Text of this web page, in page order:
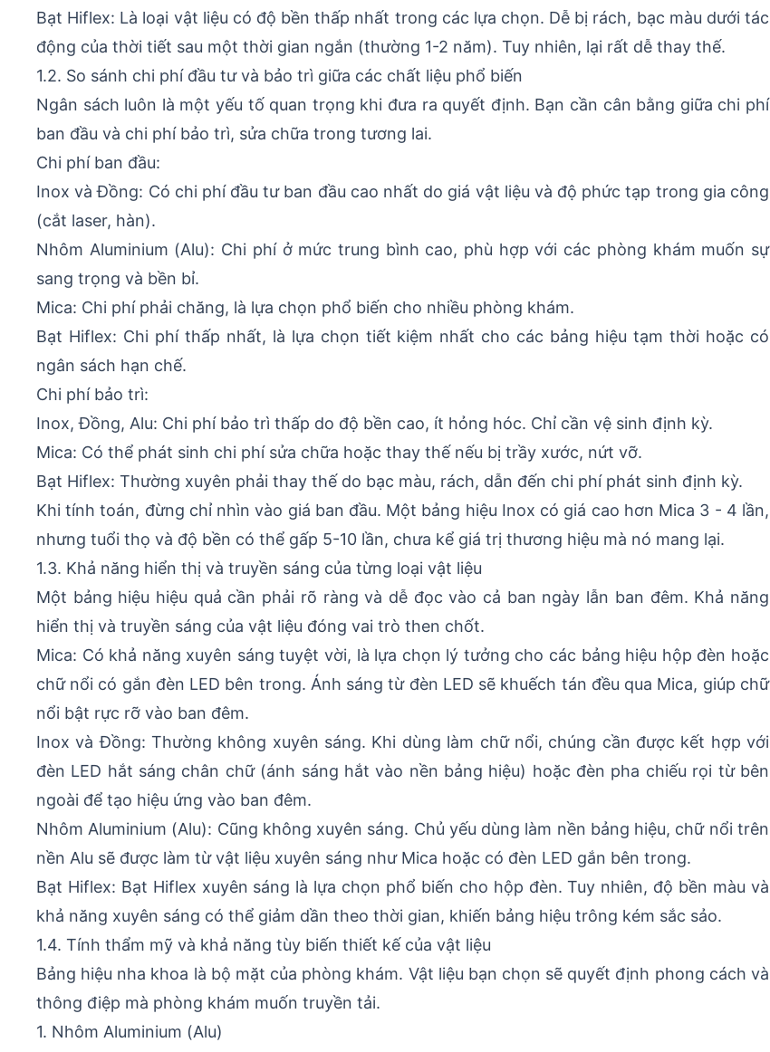
Bạt Hiflex: Là loại vật liệu có độ bền thấp nhất trong các lựa chọn. Dễ bị rách, bạc màu dưới tác
động của thời tiết sau một thời gian ngắn (thường 1-2 năm). Tuy nhiên, lại rất dễ thay thế.
1.2. So sánh chi phí đầu tư và bảo trì giữa các chất liệu phổ biến
Ngân sách luôn là một yếu tố quan trọng khi đưa ra quyết định. Bạn cần cân bằng giữa chi phí
ban đầu và chi phí bảo trì, sửa chữa trong tương lai.
Chi phí ban đầu:
Inox và Đồng: Có chi phí đầu tư ban đầu cao nhất do giá vật liệu và độ phức tạp trong gia công
(cắt laser, hàn).
Nhôm Aluminium (Alu): Chi phí ở mức trung bình cao, phù hợp với các phòng khám muốn sự
sang trọng và bền bỉ.
Mica: Chi phí phải chăng, là lựa chọn phổ biến cho nhiều phòng khám.
Bạt Hiflex: Chi phí thấp nhất, là lựa chọn tiết kiệm nhất cho các bảng hiệu tạm thời hoặc có
ngân sách hạn chế.
Chi phí bảo trì:
Inox, Đồng, Alu: Chi phí bảo trì thấp do độ bền cao, ít hỏng hóc. Chỉ cần vệ sinh định kỳ.
Mica: Có thể phát sinh chi phí sửa chữa hoặc thay thế nếu bị trầy xước, nứt vỡ.
Bạt Hiflex: Thường xuyên phải thay thế do bạc màu, rách, dẫn đến chi phí phát sinh định kỳ.
Khi tính toán, đừng chỉ nhìn vào giá ban đầu. Một bảng hiệu Inox có giá cao hơn Mica 3 - 4 lần,
nhưng tuổi thọ và độ bền có thể gấp 5-10 lần, chưa kể giá trị thương hiệu mà nó mang lại.
1.3. Khả năng hiển thị và truyền sáng của từng loại vật liệu
Một bảng hiệu hiệu quả cần phải rõ ràng và dễ đọc vào cả ban ngày lẫn ban đêm. Khả năng
hiển thị và truyền sáng của vật liệu đóng vai trò then chốt.
Mica: Có khả năng xuyên sáng tuyệt vời, là lựa chọn lý tưởng cho các bảng hiệu hộp đèn hoặc
chữ nổi có gắn đèn LED bên trong. Ánh sáng từ đèn LED sẽ khuếch tán đều qua Mica, giúp chữ
nổi bật rực rỡ vào ban đêm.
Inox và Đồng: Thường không xuyên sáng. Khi dùng làm chữ nổi, chúng cần được kết hợp với
đèn LED hắt sáng chân chữ (ánh sáng hắt vào nền bảng hiệu) hoặc đèn pha chiếu rọi từ bên
ngoài để tạo hiệu ứng vào ban đêm.
Nhôm Aluminium (Alu): Cũng không xuyên sáng. Chủ yếu dùng làm nền bảng hiệu, chữ nổi trên
nền Alu sẽ được làm từ vật liệu xuyên sáng như Mica hoặc có đèn LED gắn bên trong.
Bạt Hiflex: Bạt Hiflex xuyên sáng là lựa chọn phổ biến cho hộp đèn. Tuy nhiên, độ bền màu và
khả năng xuyên sáng có thể giảm dần theo thời gian, khiến bảng hiệu trông kém sắc sảo.
1.4. Tính thẩm mỹ và khả năng tùy biến thiết kế của vật liệu
Bảng hiệu nha khoa là bộ mặt của phòng khám. Vật liệu bạn chọn sẽ quyết định phong cách và
thông điệp mà phòng khám muốn truyền tải.
1. Nhôm Aluminium (Alu)